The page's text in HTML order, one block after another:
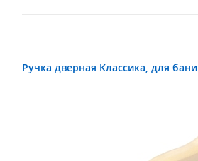
Ручка дверная Классика, для бани